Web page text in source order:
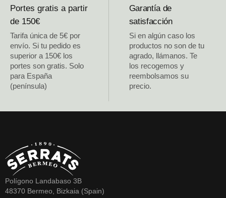
Portes gratis a partir
de 150€
Tarifa única de 5€ por
envío. Si tu pedido es
superior a 150€ los
portes son gratis. Solo
para España
(península)
Garantía de
satisfacción
Si en algún caso los
productos no son de tu
agrado, llámanos. Te
los recogemos y
reembolsamos su
precio.
Polígono Landabaso 3B
48370 Bermeo, Bizkaia (Spain)